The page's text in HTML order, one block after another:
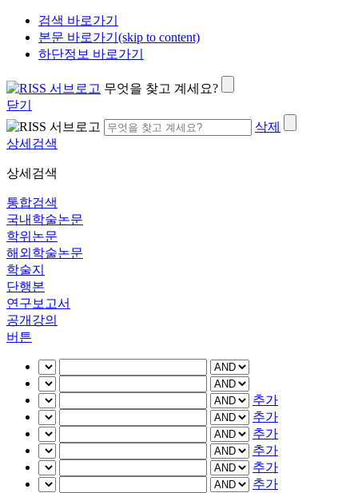
검색 바로가기
본문 바로가기(skip to content)
하단정보 바로가기
무엇을 찾고 계세요?
닫기
삭제
상세검색
상세검색
통합검색
국내학술논문
학위논문
해외학술논문
학술지
단행본
연구보고서
공개강의
버튼
추가
추가
추가
추가
추가
추가